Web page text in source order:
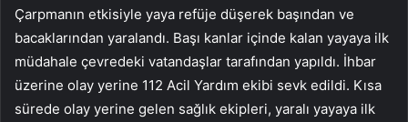
Çarpmanın etkisiyle yaya refüje düşerek başından ve
bacaklarından yaralandı. Başı kanlar içinde kalan yayaya ilk
müdahale çevredeki vatandaşlar tarafından yapıldı. İhbar
üzerine olay yerine 112 Acil Yardım ekibi sevk edildi. Kısa
sürede olay yerine gelen sağlık ekipleri, yaralı yayaya ilk